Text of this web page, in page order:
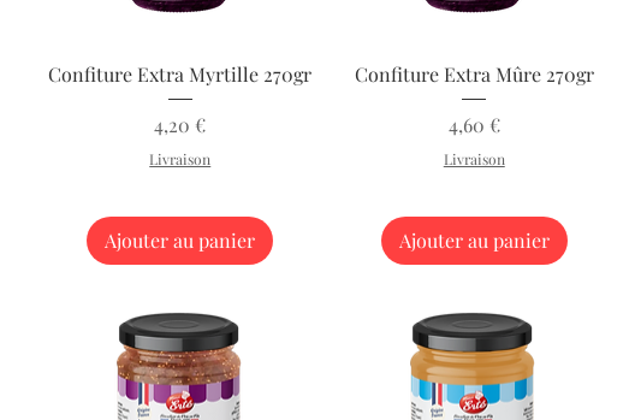
Aperçu rapide
Confiture Extra Myrtille 270gr
Prix
4,20 €
Livraison
Ajouter au panier
Aperçu rapide
Confiture Extra Mûre 270gr
Prix
4,60 €
Livraison
Ajouter au panier